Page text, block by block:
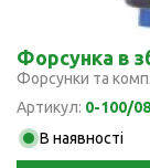
Форсунка в
Форсунки та
Артикул: 0-100/
В наявності